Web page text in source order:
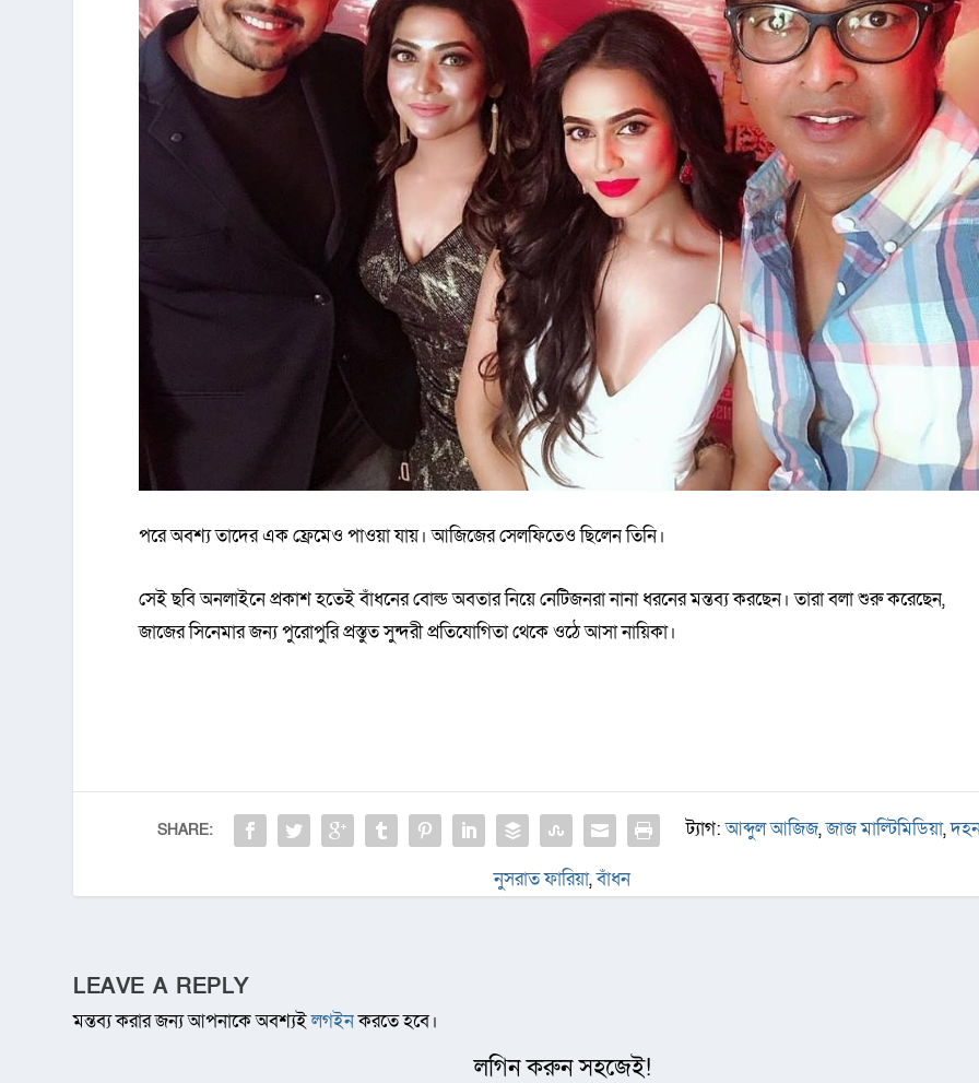
পরে অবশ্য তাদের এক ফ্রেমেও পাওয়া যায়। আজিজের সেলফিতেও ছিলেন তিনি।
সেই ছবি অনলাইনে প্রকাশ হতেই বাঁধনের বোল্ড অবতার নিয়ে নেটিজনরা নানা ধরনের মন্তব্য করছেন। তারা বলা শুরু করেছেন,
জাজের সিনেমার জন্য পুরোপুরি প্রস্তুত সুন্দরী প্রতিযোগিতা থেকে ওঠে আসা নায়িকা।
SHARE: ট্যাগ:আব্দুল আজিজ,জাজ মাল্টিমিডিয়া,
নুসরাত ফারিয়া,বাঁধন
LEAVE A REPLY
মন্তব্য করার জন্য আপনাকে অবশ্যইলগইনকরতে হবে।
লগিন করুন সহজেই!